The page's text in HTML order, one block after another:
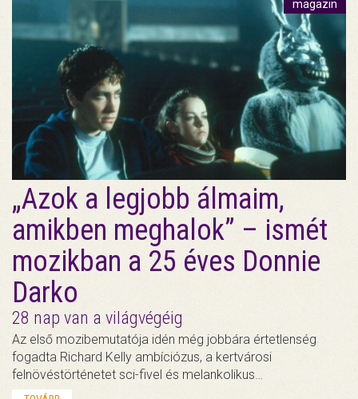
magazin
„Azok a legjobb álmaim,
amikben meghalok” – ismét
mozikban a 25 éves Donnie
Darko
28 nap van a világvégéig
Az első mozibemutatója idén még jobbára értetlenség
fogadta Richard Kelly ambíciózus, a kertvárosi
felnövéstörténetet sci-fivel és melankolikus…